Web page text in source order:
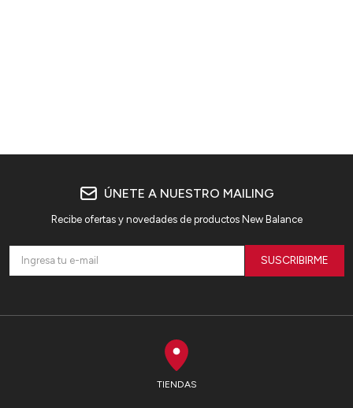
TIENDAS
ÚNETE A NUESTRO MAILING
Recibe ofertas y novedades de productos New Balance
SUSCRIBIRME